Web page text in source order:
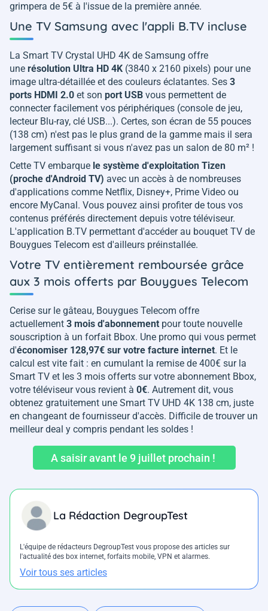
grimpera de 5€ à l'issue de la première année.
Une TV Samsung avec l'appli B.TV incluse
La Smart TV Crystal UHD 4K de Samsung offre
une résolution Ultra HD 4K (3840 x 2160 pixels) pour une
image ultra-détaillée et des couleurs éclatantes. Ses 3
ports HDMI 2.0 et son port USB vous permettent de
connecter facilement vos périphériques (console de jeu,
lecteur Blu-ray, clé USB...). Certes, son écran de 55 pouces
(138 cm) n'est pas le plus grand de la gamme mais il sera
largement suffisant si vous n'avez pas un salon de 80 m² !
Cette TV embarque le système d'exploitation Tizen
(proche d'Android TV) avec un accès à de nombreuses
d'applications comme Netflix, Disney+, Prime Video ou
encore MyCanal. Vous pouvez ainsi profiter de tous vos
contenus préférés directement depuis votre téléviseur.
L'application B.TV permettant d'accéder au bouquet TV de
Bouygues Telecom est d'ailleurs préinstallée.
Votre TV entièrement remboursée grâce
aux 3 mois offerts par Bouygues Telecom
Cerise sur le gâteau, Bouygues Telecom offre
actuellement 3 mois d'abonnement pour toute nouvelle
souscription à un forfait Bbox. Une promo qui vous permet
d'économiser 128,97€ sur votre facture internet. Et le
calcul est vite fait : en cumulant la remise de 400€ sur la
Smart TV et les 3 mois offerts sur votre abonnement Bbox,
votre téléviseur vous revient à 0€. Autrement dit, vous
obtenez gratuitement une Smart TV UHD 4K 138 cm, juste
en changeant de fournisseur d'accès. Difficile de trouver un
meilleur deal y compris pendant les soldes !
A saisir avant le 9 juillet prochain !
La Rédaction DegroupTest
L'équipe de rédacteurs DegroupTest vous propose des articles sur
l'actualité des box internet, forfaits mobile, VPN et alarmes.
Voir tous ses articles